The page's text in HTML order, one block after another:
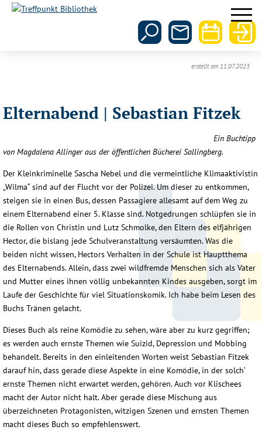
erstellt am 11.07.2023
Elternabend | Sebastian Fitzek
Ein Buchtipp
von Magdalena Allinger aus der öffentlichen Bücherei Sallingberg.
Der Kleinkriminelle Sascha Nebel und die vermeintliche Klimaaktivistin
„Wilma“ sind auf der Flucht vor der Polizei. Um dieser zu entkommen,
steigen sie in einen Bus, dessen Passagiere allesamt auf dem Weg zu
einem Elternabend einer 5. Klasse sind. Notgedrungen schlüpfen sie in
die Rollen von Christin und Lutz Schmolke, den Eltern des elfjährigen
Hector, die bislang jede Schulveranstaltung versäumten. Was die
beiden nicht wissen, Hectors Verhalten in der Schule ist Hauptthema
des Elternabends. Allein, dass zwei wildfremde Menschen sich als Vater
und Mutter eines ihnen völlig unbekannten Kindes ausgeben, sorgt im
Laufe der Geschichte für viel Situationskomik. Ich habe beim Lesen des
Buchs Tränen gelacht.
Dieses Buch als reine Komödie zu sehen, wäre aber zu kurz gegriffen;
es werden auch ernste Themen wie Suizid, Depression und Mobbing
behandelt. Bereits in den einleitenden Worten weist Sebastian Fitzek
darauf hin, dass gerade diese Aspekte in eine Komödie, in der solch‘
ernste Themen nicht erwartet werden, gehören. Auch vor Klischees
macht der Autor nicht halt. Aber gerade diese Mischung aus
überzeichneten Protagonisten, witzigen Szenen und ernsten Themen
macht dieses Buch so empfehlenswert.